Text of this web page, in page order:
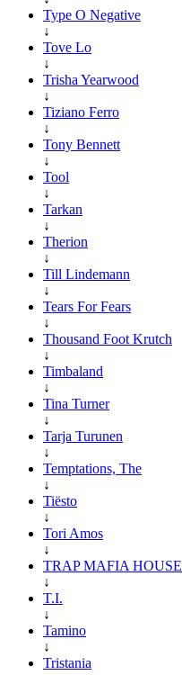
Type O Negative
↓
Tove Lo
↓
Trisha Yearwood
↓
Tiziano Ferro
↓
Tony Bennett
↓
Tool
↓
Tarkan
↓
Therion
↓
Till Lindemann
↓
Tears For Fears
↓
Thousand Foot Krutch
↓
Timbaland
↓
Tina Turner
↓
Tarja Turunen
↓
Temptations, The
↓
Tiësto
↓
Tori Amos
↓
TRAP MAFIA HOUSE
↓
T.I.
↓
Tamino
↓
Tristania